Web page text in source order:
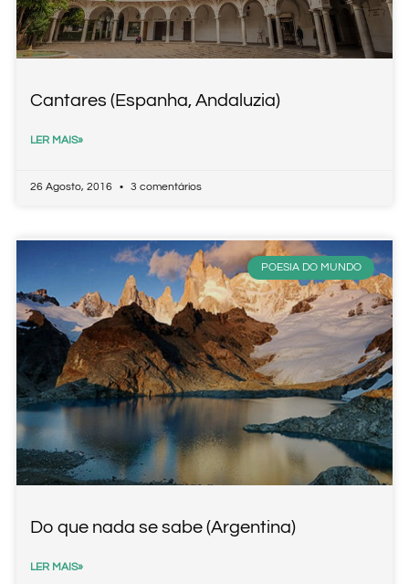
Cantares (Espanha, Andaluzia)
LER MAIS»
26 Agosto, 2016 3 comentários
POESIA DO MUNDO
Do que nada se sabe (Argentina)
LER MAIS»